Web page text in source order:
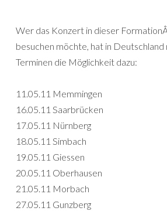
Wer das Konzert in dieser
besuchen möchte, hat in Deutschland
Terminen die Möglichkeit dazu:
11.05.11 Memmingen
16.05.11 Saarbrücken
17.05.11 Nürnberg
18.05.11 Simbach
19.05.11 Giessen
20.05.11 Oberhausen
21.05.11 Morbach
27.05.11 Gunzberg